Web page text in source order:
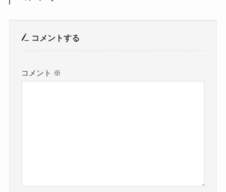
コメントする
コメント ※